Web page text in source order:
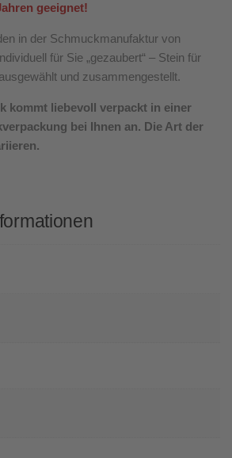
geeignet!
in der Schmuckmanufaktur von
für Sie „gezaubert“ – Stein für
und zusammengestellt.
kommt liebevoll verpackt in einer
bei Ihnen an. Die Art der